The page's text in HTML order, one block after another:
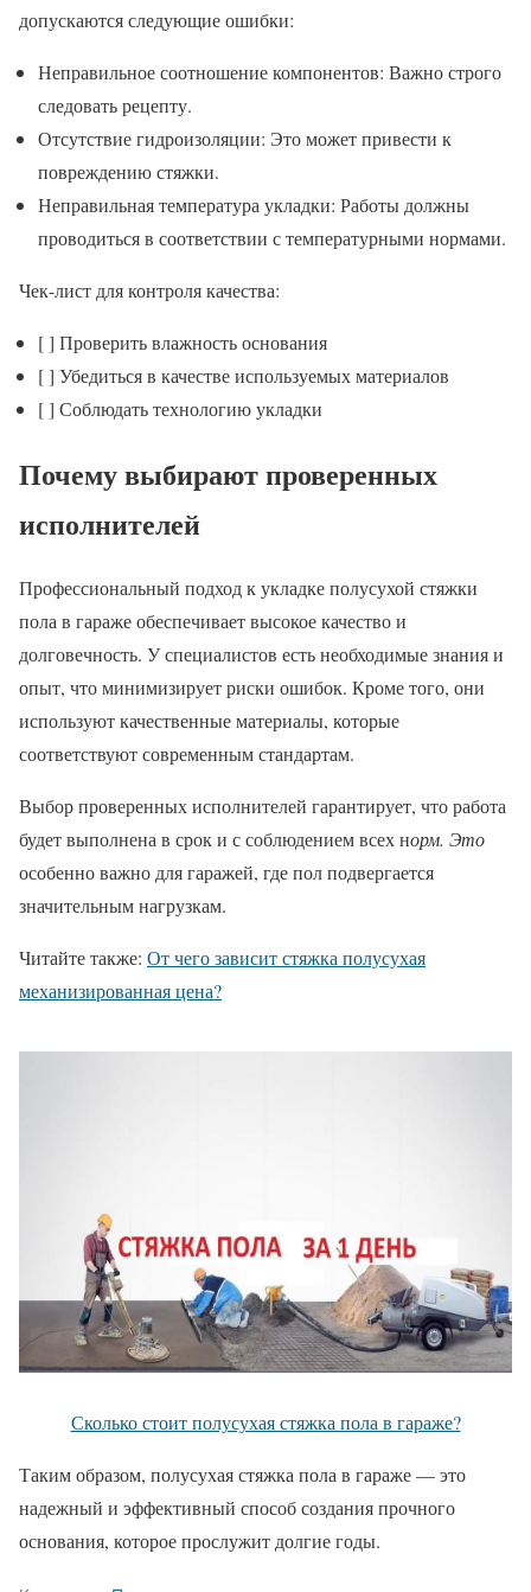
допускаются следующие ошибки:
Неправильное соотношение компонентов: Важно строго
следовать рецепту.
Отсутствие гидроизоляции: Это может привести к
повреждению стяжки.
Неправильная температура укладки: Работы должны
проводиться в соответствии с температурными нормами.
Чек-лист для контроля качества:
[ ] Проверить влажность основания
[ ] Убедиться в качестве используемых материалов
[ ] Соблюдать технологию укладки
Почему выбирают проверенных
исполнителей
Профессиональный подход к укладке полусухой стяжки
пола в гараже обеспечивает высокое качество и
долговечность. У специалистов есть необходимые знания и
опыт, что минимизирует риски ошибок. Кроме того, они
используют качественные материалы, которые
соответствуют современным стандартам.
Выбор проверенных исполнителей гарантирует, что работа
будет выполнена в срок и с соблюдением всех норм. Это
особенно важно для гаражей, где пол подвергается
значительным нагрузкам.
Читайте также: От чего зависит стяжка полусухая
механизированная цена?
Сколько стоит полусухая стяжка пола в гараже?
Таким образом, полусухая стяжка пола в гараже — это
надежный и эффективный способ создания прочного
основания, которое прослужит долгие годы.